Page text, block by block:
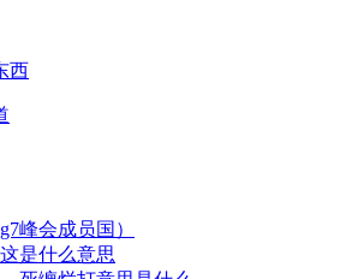
西
峰会成员国）
是什么意思